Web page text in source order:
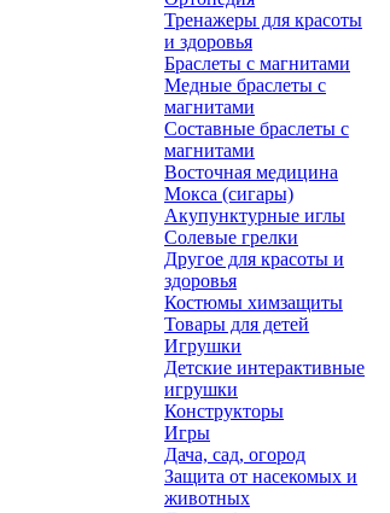
Тренажеры для красоты
и здоровья
Браслеты с магнитами
Медные браслеты с
магнитами
Составные браслеты с
магнитами
Восточная медицина
Мокса (сигары)
Акупунктурные иглы
Солевые грелки
Другое для красоты и
здоровья
Костюмы химзащиты
Товары для детей
Игрушки
Детские интерактивные
игрушки
Конструкторы
Игры
Дача, сад, огород
Защита от насекомых и
животных